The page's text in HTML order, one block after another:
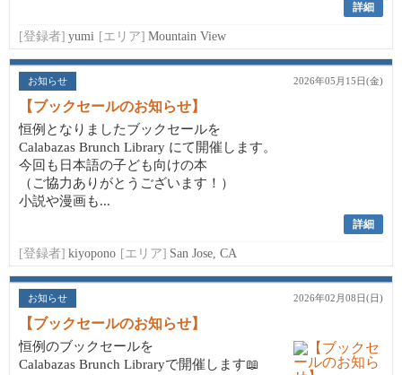
詳細
[登録者] yumi [エリア] Mountain View
お知らせ 2026年05月15日(金)
【ブックセールのお知らせ】
恒例となりましたブックセールを
Calabazas Brunch Library にて開催します。
今回も日本語の子ども向けの本
（ご協力ありがとうございます！）
小説や漫画も...
詳細
[登録者] kiyopono [エリア] San Jose, CA
お知らせ 2026年02月08日(日)
【ブックセールのお知らせ】
恒例のブックセールを
Calabazas Brunch Libraryで開催します📖